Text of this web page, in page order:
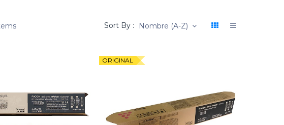
Sort By : Nombre (A-Z)
ORIGINAL